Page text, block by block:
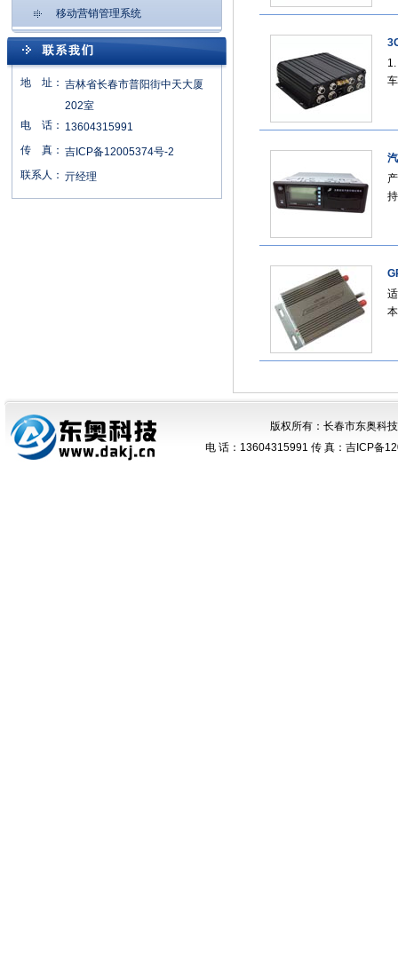
移动营销管理系统
地 址： 吉林省长春市普阳街中天大厦
202室
电 话： 13604315991
传 真： 吉ICP备12005374号-2
联系人： 亓经理
版权所有： 长春市东奥科
电 话： 13604315991 传 真： 吉ICP备